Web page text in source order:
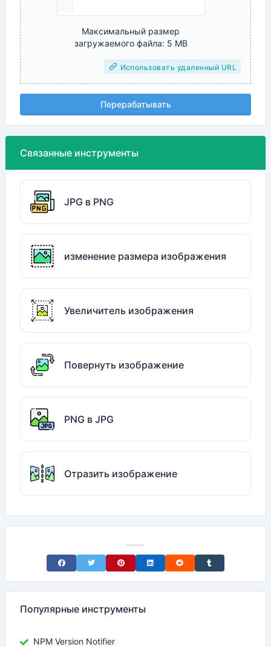
Максимальный размер
загружаемого файла: 5 MB
Использовать удаленный URL
Перерабатывать
Связанные инструменты
JPG в PNG
изменение размера изображения
Увеличитель изображения
Повернуть изображение
PNG в JPG
Отразить изображение
Share on Facebook
Share on TwitterShare on Pinterest
Share on LinkedIn
Share on RedditShare on Tumblr
Популярные инструменты
NPM Version Notifier